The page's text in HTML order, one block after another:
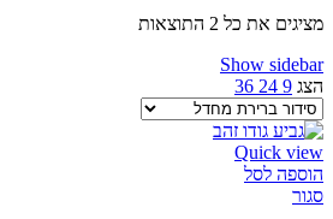
מציגים את כל ⁦2⁩ התוצאות
Show sidebar
הצג 9
24
36
Quick view
הוספה לסל
סגור